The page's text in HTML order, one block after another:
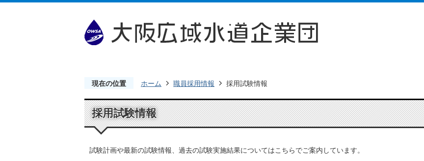
現在の位置 ホーム 職員採用情報 採用試験情報
採用試験情報
試験計画や最新の試験情報、過去の試験実施結果についてはこちらでご案内しています。